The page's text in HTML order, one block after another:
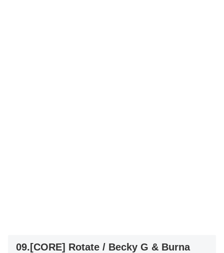
09.[CORE] Rotate / Becky G & Burna